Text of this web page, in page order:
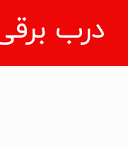
درب برقی